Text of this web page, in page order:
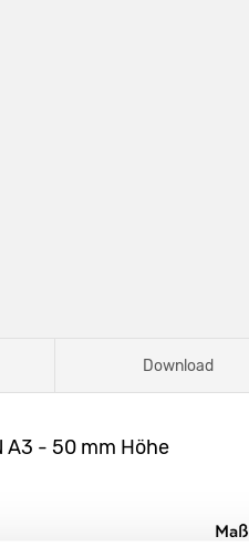
Download
A3 - 50 mm Höhe